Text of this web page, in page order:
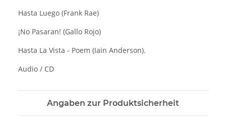
Hasta Luego (Frank Rae)
¡No Pasaran! (Gallo Rojo)
Hasta La Vista - Poem (Iain Anderson).
Audio / CD
Angaben zur Produktsicherheit